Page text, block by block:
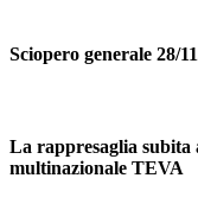
Sciopero generale 28/
La rappresaglia subita
multinazionale TEVA